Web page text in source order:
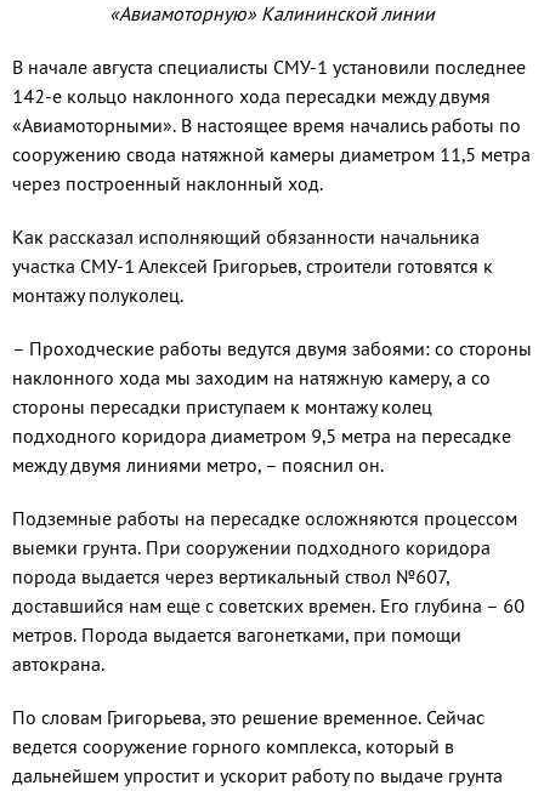
«Авиамоторную» Калинин­ской линии
В начале августа специалисты СМУ-1 установили последнее
142-е кольцо на­клонного хода пересадки между двумя
«Авиамоторными». В настоящее время на­чались работы по
сооружению свода на­тяжной камеры диаметром 11,5 метра
че­рез построенный наклонный ход.
Как рассказал исполняющий обязан­ности начальника
участка СМУ-1 Алексей Григорьев, строители готовятся к
монта­жу полуколец.
– Проходческие работы ведутся двумя забоями: со стороны
наклонного хода мы заходим на натяжную камеру, а со
сторо­ны пересадки приступаем к монтажу ко­лец
подходного коридора диаметром 9,5 метра на пересадке
между двумя линия­ми метро, – пояснил он.
Подземные работы на пересадке ос­ложняются процессом
выемки грун­та. При сооружении подходного коридо­ра
порода выдается через вертикальный ствол №607,
доставшийся нам еще с со­ветских времен. Его глубина – 60
метров. Порода выдается вагонетками, при помо­щи
автокрана.
По словам Григорьева, это решение временное. Сейчас
ведется сооружение горного комплекса, который в
дальней­шем упростит и ускорит работу по выдаче грунта